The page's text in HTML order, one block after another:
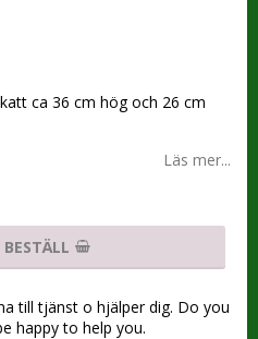
ca 36 cm hög och 26 cm
Läs mer...
BESTÄLL
till tjänst o hjälper dig. Do you
happy to help you.